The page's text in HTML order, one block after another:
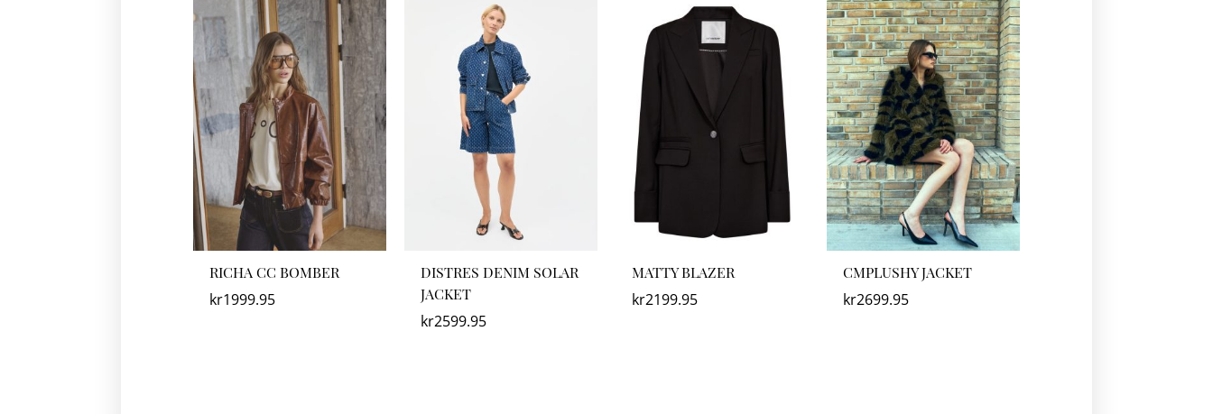
RICHA CC BOMBER
kr1999.95
DISTRES DENIM SOLAR
JACKET
kr2599.95
MATTY BLAZER
kr2199.95
CMPLUSHY JACKET
kr2699.95